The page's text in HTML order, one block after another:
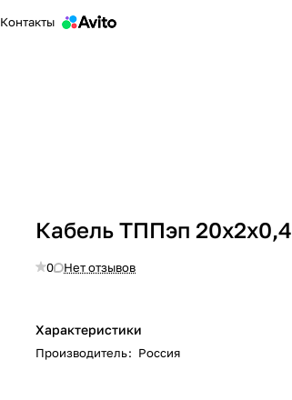
Контакты
Кабель ТППэп 20х2х0,4
0 Нет отзывов
Характеристики
Производитель: Россия